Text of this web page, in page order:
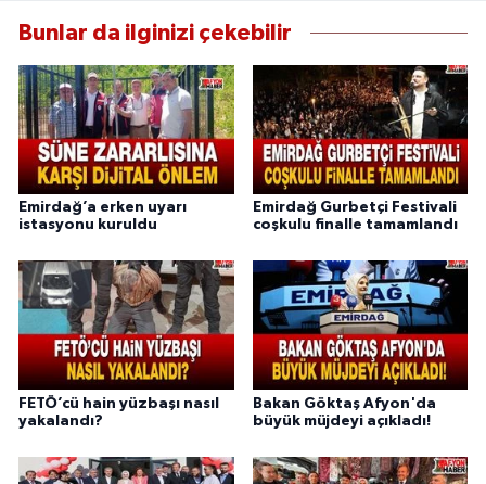
Bunlar da ilginizi çekebilir
Emirdağ’a erken uyarı
istasyonu kuruldu
Emirdağ Gurbetçi Festivali
coşkulu finalle tamamlandı
FETÖ’cü hain yüzbaşı nasıl
yakalandı?
Bakan Göktaş Afyon'da
büyük müjdeyi açıkladı!